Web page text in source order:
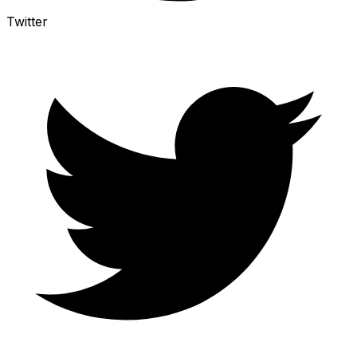
Twitter